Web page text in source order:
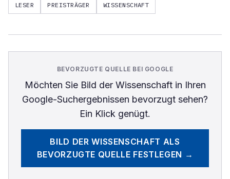
LESER PREISTRÄGER WISSENSCHAFT
BEVORZUGTE QUELLE BEI GOOGLE
Möchten Sie Bild der Wissenschaftin Ihren
Google-Suchergebnissen bevorzugt sehen?
Ein Klick genügt.
BILD DER WISSENSCHAFT ALS
BEVORZUGTE QUELLE FESTLEGEN →